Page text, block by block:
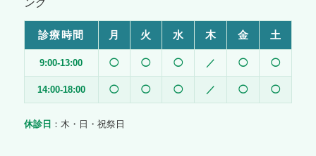
診療時間 月 火 水 木 金 土
9:00-13:00 ◯ ◯ ◯ ／ ◯ ◯
14:00-18:00 ◯ ◯ ◯ ／ ◯ ◯
休診日 ：木・日・祝祭日